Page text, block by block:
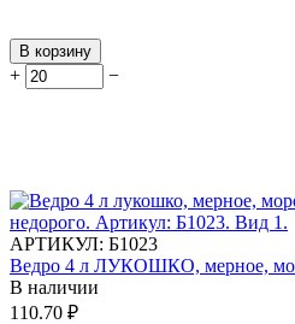
В корзину
+ −
АРТИКУЛ: Б1023
Ведро 4 л ЛУКОШКО, мерное,
В наличии
110.70 ₽